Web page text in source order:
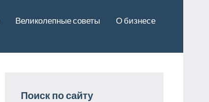
Великолепные советы О бизнесе
Поиск по сайту